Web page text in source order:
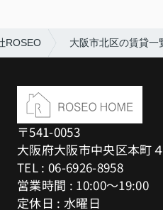
ROSEO 大阪市北区の賃貸一
〒541-0053
大阪府大阪市中央区本町
TEL : 06-6926-8958
営業時間 : 10:00～19:00
定休日 : 水曜日